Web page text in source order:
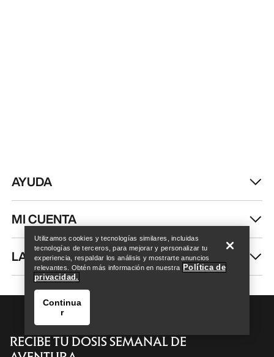
AYUDA
MI CUENTA
LAVA Y REPARA
RECIBE TU DOSIS SEMANAL DE
Utilizamos cookies y tecnologías similares, incluidas
tecnologías de terceros, para mejorar y personalizar tu
experiencia, respaldar los análisis y mostrarte anuncios
relevantes. Obtén más información en nuestra Política de
privacidad.
Continua
r